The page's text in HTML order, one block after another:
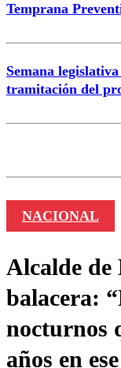
Temprana
Semana
tramitación del
NACIONAL
Alcalde de
balacera:
nocturnos
años en